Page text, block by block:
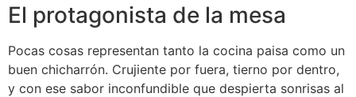
El protagonista de la mesa
Pocas cosas representan tanto la cocina paisa como un
buen chicharrón. Crujiente por fuera, tierno por dentro,
y con ese sabor inconfundible que despierta sonrisas al